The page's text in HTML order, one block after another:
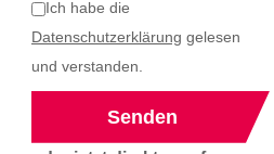
Ich habe die
Datenschutzerklärung gelesen
und verstanden.